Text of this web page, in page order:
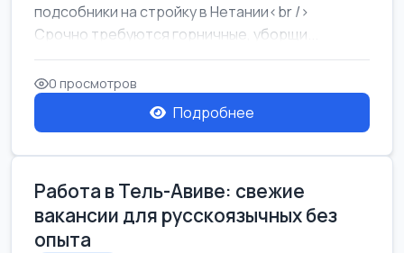
подсобники на стройку в Нетании<br />
Срочно требуются горничные, уборщи...
0 просмотров
Подробнее
Работа в Тель-Авиве: свежие
вакансии для русскоязычных без
опыта